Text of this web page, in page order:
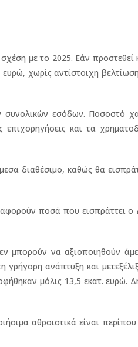
με το 2025. Εάν προστεθεί
χωρίς αντίστοιχη
εσόδων. Ποσοστό
και τα
διαθέσιμο, καθώς θα
ποσά που εισπράττει ο
μπορούν να αξιοποιηθούν
γρήγορη ανάπτυξη και
μόλις 13,5 εκατ. ευρώ.
αθροιστικά είναι